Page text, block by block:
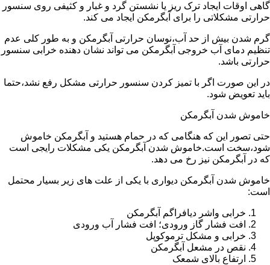
گاهی اوقات ایجاد ترک ریز یا نشستن گرد و غبار و کثیفی روی سنسور
حرارتی مشکلاتی را برای آبگرمکن ایجاد می کند.
گرم شدن بیش از حد آب،نوسان حرارتی آبگرمکن و به طور کلی عدم
تنظیم دمای آب خروجی آبگرمکن می تواند نشان دهنده خرابی سنسور
حرارتی باشد.
در این صورت اگر با تمیز کردن سنسور حرارتی مشکل رفع نشد،حتما
باید تعویض شود.
خاموش شدن آبگرمکن
حتی تصور این که هنگامی که در حمام هستید و آبگرمکن خاموش
شود،سخت است.خاموش شدن آبگرمکن یکی مشکلات رایجی است
که در آبگرمکن نیز رخ می دهد.
خاموش شدن آبگرمکن دیواری با یکی از علت های زیر بسیار محتمل
است:
خرابی واشر دیافراگم آبگرمکن
افت فشار گاز ورودی؛ افت فشار آب ورودی
خرابی و مشکل ترموکوپل
نقص در مشعل آبگرمکن
ارتفاع بالای شمعک